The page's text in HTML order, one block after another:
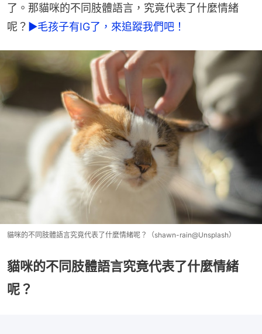
了。那貓咪的不同肢體語言，究竟代表了什麼情緒
呢？ ►毛孩子有IG了，來追蹤我們吧！
貓咪的不同肢體語言究竟代表了什麼情緒呢？（shawn-rain@Unsplash）
貓咪的不同肢體語言究竟代表了什麼情緒
呢？